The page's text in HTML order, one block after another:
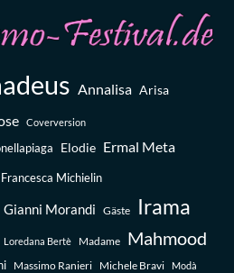
Annalisa Arisa
Coverversion
Elodie Ermal Meta
Francesca Michielin
Gianni Morandi Gäste Irama
Loredana Bertè Madame Mahmood
Massimo Ranieri Michele Bravi Modà